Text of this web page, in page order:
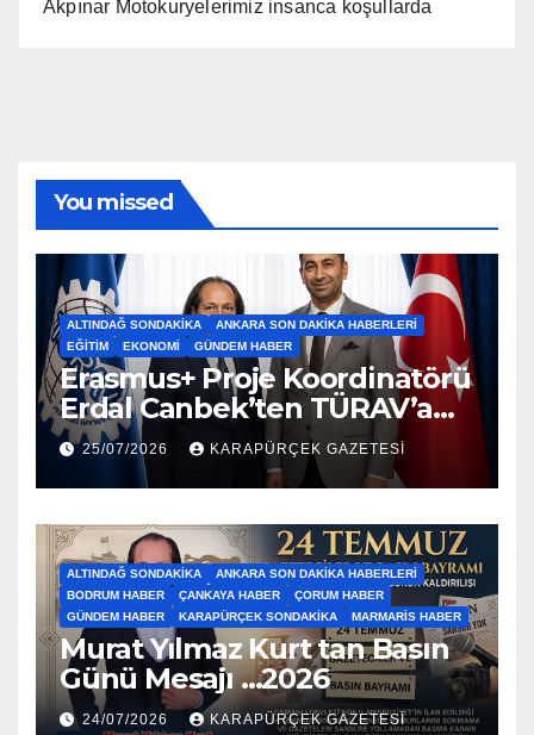
Akpınar Motokuryelerimiz insanca koşullarda
You missed
ALTINDAĞ SONDAKIKA
ANKARA SON DAKIKA HABERLERI
EĞITIM
EKONOMI GÜNDEM HABER
Erasmus+ Proje Koordinatörü
Erdal Canbek’ten TÜRAV’a
Ziyaret…2026
25/07/2026 KARAPÜRÇEK GAZETESİ
ALTINDAĞ SONDAKIKA
ANKARA SON DAKIKA HABERLERI
BODRUM HABER
ÇANKAYA HABER
ÇORUM HABER
GÜNDEM HABER
KARAPÜRÇEK SONDAKIKA MARMARIS HABER
Murat Yılmaz Kurt tan Basın
Günü Mesajı …2026
24/07/2026 KARAPÜRÇEK GAZETESİ